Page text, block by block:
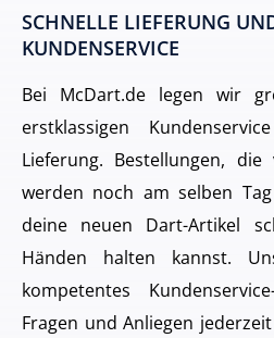
SCHNELLE LIEFERUNG
KUNDENSERVICE
Bei McDart.de legen wir
erstklassigen
Lieferung. Bestellungen,
werden noch am selben
deine neuen Dart-Artikel
Händen halten kannst.
kompetentes
Fragen und Anliegen